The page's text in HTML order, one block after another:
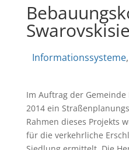
Informationssysteme,
Im Auftrag der
2014 ein
Rahmen dieses Projekts
für die verkehrliche